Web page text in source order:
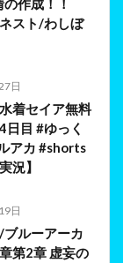
作成！！
スト/わしぼ
日
着セイア無料
日目 #ゆっく
アカ #shorts
況】
日
ブルーアーカ
第2章 虚妄の